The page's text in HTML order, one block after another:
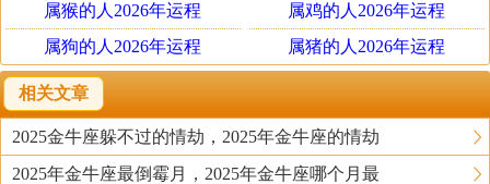
属猴的人2026年运程
属鸡的人2026年运程
属狗的人2026年运程
属猪的人2026年运程
相关文章
2025金牛座躲不过的情劫，2025年金牛座的情劫
2025年金牛座最倒霉月，2025年金牛座哪个月最